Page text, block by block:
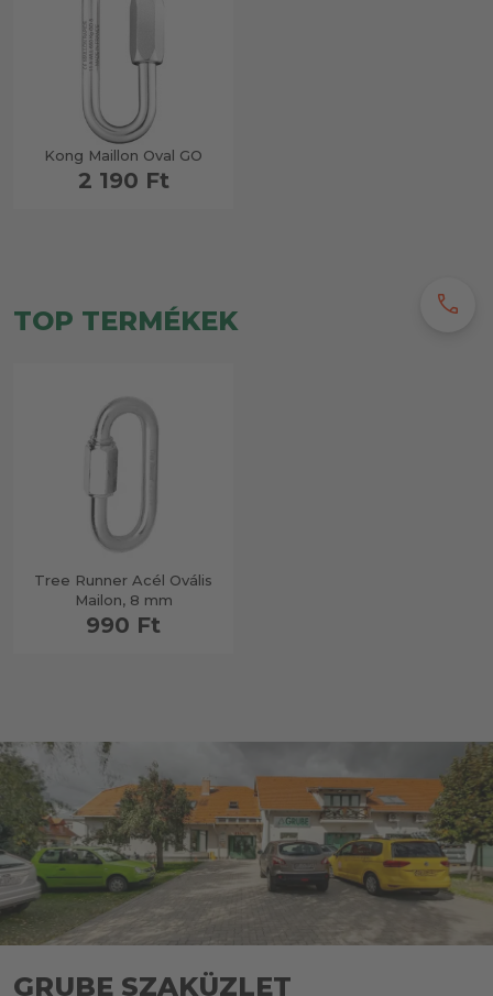
Kong Maillon Oval GO
2 190 Ft
TOP TERMÉKEK
Tree Runner Acél Ovális
Mailon, 8 mm
990 Ft
call
GRUBE SZAKÜZLET